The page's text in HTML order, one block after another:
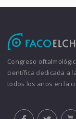
Congreso
científica dedicada a
todos los años en la